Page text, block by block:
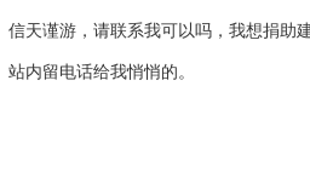
信天谨游，请联系我可以吗，我想捐助
站内留电话给我悄悄的。